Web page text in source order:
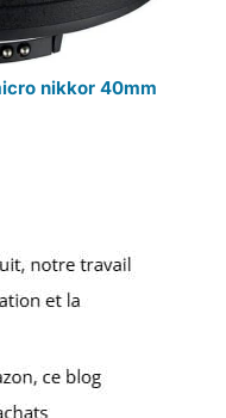
nikkor 40mm